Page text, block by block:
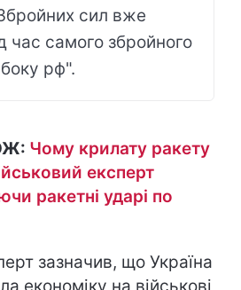
сил вже
час самого збройного
рф".
Чому крилату ракету
експерт
ракетні ударі по
зазначив, що Україна